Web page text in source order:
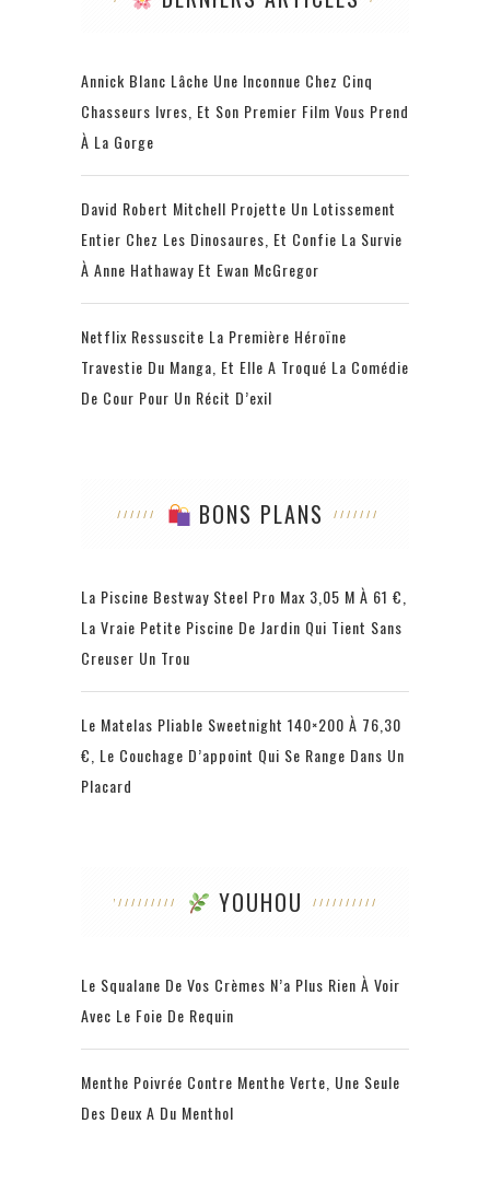
Annick Blanc Lâche Une Inconnue Chez Cinq
Chasseurs Ivres, Et Son Premier Film Vous Prend
À La Gorge
David Robert Mitchell Projette Un Lotissement
Entier Chez Les Dinosaures, Et Confie La Survie
À Anne Hathaway Et Ewan McGregor
Netflix Ressuscite La Première Héroïne
Travestie Du Manga, Et Elle A Troqué La Comédie
De Cour Pour Un Récit D’exil
BONS PLANS
La Piscine Bestway Steel Pro Max 3,05 M À 61 €,
La Vraie Petite Piscine De Jardin Qui Tient Sans
Creuser Un Trou
Le Matelas Pliable Sweetnight 140×200 À 76,30
€, Le Couchage D’appoint Qui Se Range Dans Un
Placard
YOUHOU
Le Squalane De Vos Crèmes N’a Plus Rien À Voir
Avec Le Foie De Requin
Menthe Poivrée Contre Menthe Verte, Une Seule
Des Deux A Du Menthol